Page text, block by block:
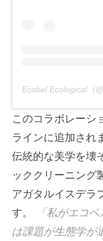
このコラボレーシ
ラインに追加され
伝統的な美学を壊
ッククリーニング
アガタルイスデラ
す。
「私がエコ
は課題が生態学が